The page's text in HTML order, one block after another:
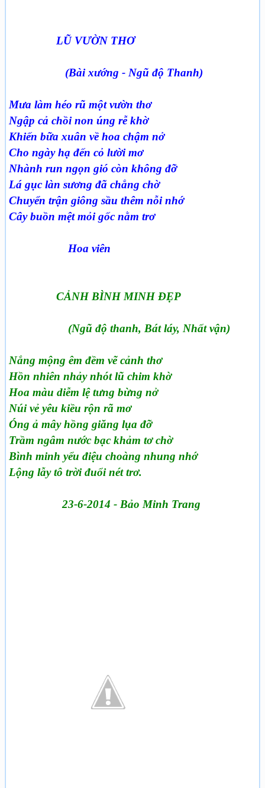
LŨ VƯỜN THƠ
(Bài xướng - Ngũ độ Thanh)
Mưa làm héo rũ một vườn thơ
Ngập cả chồi non úng rễ khờ
Khiến bữa xuân về hoa chậm nở
Cho ngày hạ đến cỏ lười mơ
Nhành run ngọn gió còn không đỡ
Lá gục làn sương đã chẳng chờ
Chuyển trận giông sầu thêm nỗi nhớ
Cây buồn mệt mỏi gốc nằm trơ
Hoa viên
CẢNH BÌNH MINH ĐẸP
(Ngũ độ thanh, Bát láy, Nhất vận)
Nắng mộng êm đềm vẽ cảnh thơ
Hồn nhiên nhảy nhót lũ chim khờ
Hoa màu diễm lệ tưng bừng nở
Núi vẻ yêu kiều rộn rã mơ
Óng ả mây hồng giăng lụa đỡ
Trầm ngâm nước bạc khảm tơ chờ
Bình minh yểu điệu choàng nhung nhớ
Lộng lẫy tô trời đuổi nét trơ.
23-6-2014 - Bảo Minh Trang